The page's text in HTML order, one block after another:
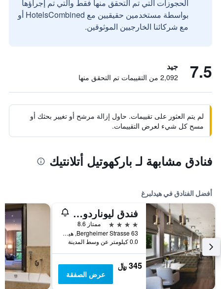
الحجوزات التي تم التحقق منها فقط والتي تم إجراؤها
بواسطة مستخدمين حقيقيين مع HotelsCombined أو
مع شركائنا الخارجيين الموثوقين.
7.5 جيد
2,092 من التقييمات تم التحقق منها
لم يتم العثور على تقييمات. حاول إزالة مرشح أو تغيير بحثك أو
مسح كل شيء لعرض التقييمات.
فنادق مشابهة لـ باركهوتيل أتلانتيك
أفضل الفنادق في هيدلبرغ
فندق ليوناردو هايدلبيرغ
4 نجوم
ممتاز 8.6
Bergheimer Strasse 63, هيدلبرغ, بادن - فورتمبيرغ, ألمانيا
0.0 كيلومتر عن وسط المدينة
345 ﷼
عرض الصفقة